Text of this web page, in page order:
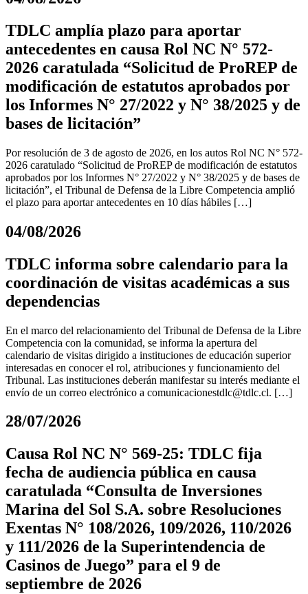
TDLC amplía plazo para aportar
antecedentes en causa Rol NC N° 572-
2026 caratulada “Solicitud de ProREP de
modificación de estatutos aprobados por
los Informes N° 27/2022 y N° 38/2025 y de
bases de licitación”
Por resolución de 3 de agosto de 2026, en los autos Rol NC N° 572-
2026 caratulado “Solicitud de ProREP de modificación de estatutos
aprobados por los Informes N° 27/2022 y N° 38/2025 y de bases de
licitación”, el Tribunal de Defensa de la Libre Competencia amplió
el plazo para aportar antecedentes en 10 días hábiles […]
04/08/2026
TDLC informa sobre calendario para la
coordinación de visitas académicas a sus
dependencias
En el marco del relacionamiento del Tribunal de Defensa de la Libre
Competencia con la comunidad, se informa la apertura del
calendario de visitas dirigido a instituciones de educación superior
interesadas en conocer el rol, atribuciones y funcionamiento del
Tribunal. Las instituciones deberán manifestar su interés mediante el
envío de un correo electrónico a comunicacionestdlc@tdlc.cl. […]
28/07/2026
Causa Rol NC N° 569-25: TDLC fija
fecha de audiencia pública en causa
caratulada “Consulta de Inversiones
Marina del Sol S.A. sobre Resoluciones
Exentas N° 108/2026, 109/2026, 110/2026
y 111/2026 de la Superintendencia de
Casinos de Juego” para el 9 de
septiembre de 2026